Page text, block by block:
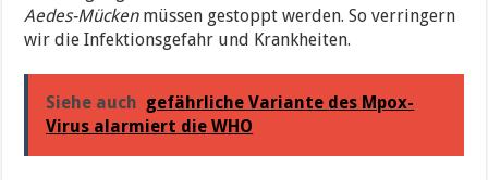
Aedes-Mückenmüssen gestoppt werden. So verringern
wir die Infektionsgefahr und Krankheiten.
Siehe auch gefährliche Variante des Mpox-
Virus alarmiert die WHO